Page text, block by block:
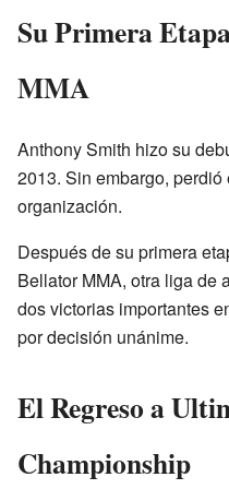
Su Primera
MMA
Anthony Smith hizo su
2013. Sin embargo,
organización.
Después de su primera
Bellator MMA, otra liga de
dos victorias importantes
por decisión unánime.
El Regreso a
Championship